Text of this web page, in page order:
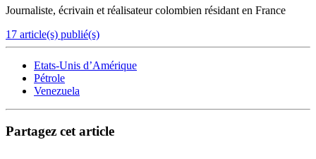
Journaliste, écrivain et réalisateur colombien résidant en France
17 article(s) publié(s)
Etats-Unis d’Amérique
Pétrole
Venezuela
Partagez cet article